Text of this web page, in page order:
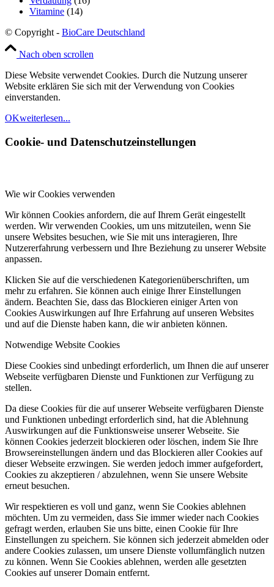
Vitamine (14)
© Copyright - BioCare Deutschland
Nach oben scrollen
Diese Website verwendet Cookies. Durch die Nutzung unserer
Website erklären Sie sich mit der Verwendung von Cookies
einverstanden.
OKweiterlesen...
Cookie- und Datenschutzeinstellungen
Wie wir Cookies verwenden
Wir können Cookies anfordern, die auf Ihrem Gerät eingestellt
werden. Wir verwenden Cookies, um uns mitzuteilen, wenn Sie
unsere Websites besuchen, wie Sie mit uns interagieren, Ihre
Nutzererfahrung verbessern und Ihre Beziehung zu unserer Website
anpassen.
Klicken Sie auf die verschiedenen Kategorienüberschriften, um
mehr zu erfahren. Sie können auch einige Ihrer Einstellungen
ändern. Beachten Sie, dass das Blockieren einiger Arten von
Cookies Auswirkungen auf Ihre Erfahrung auf unseren Websites
und auf die Dienste haben kann, die wir anbieten können.
Notwendige Website Cookies
Diese Cookies sind unbedingt erforderlich, um Ihnen die auf unserer
Webseite verfügbaren Dienste und Funktionen zur Verfügung zu
stellen.
Da diese Cookies für die auf unserer Webseite verfügbaren Dienste
und Funktionen unbedingt erforderlich sind, hat die Ablehnung
Auswirkungen auf die Funktionsweise unserer Webseite. Sie
können Cookies jederzeit blockieren oder löschen, indem Sie Ihre
Browsereinstellungen ändern und das Blockieren aller Cookies auf
dieser Webseite erzwingen. Sie werden jedoch immer aufgefordert,
Cookies zu akzeptieren / abzulehnen, wenn Sie unsere Website
erneut besuchen.
Wir respektieren es voll und ganz, wenn Sie Cookies ablehnen
möchten. Um zu vermeiden, dass Sie immer wieder nach Cookies
gefragt werden, erlauben Sie uns bitte, einen Cookie für Ihre
Einstellungen zu speichern. Sie können sich jederzeit abmelden oder
andere Cookies zulassen, um unsere Dienste vollumfänglich nutzen
zu können. Wenn Sie Cookies ablehnen, werden alle gesetzten
Cookies auf unserer Domain entfernt.